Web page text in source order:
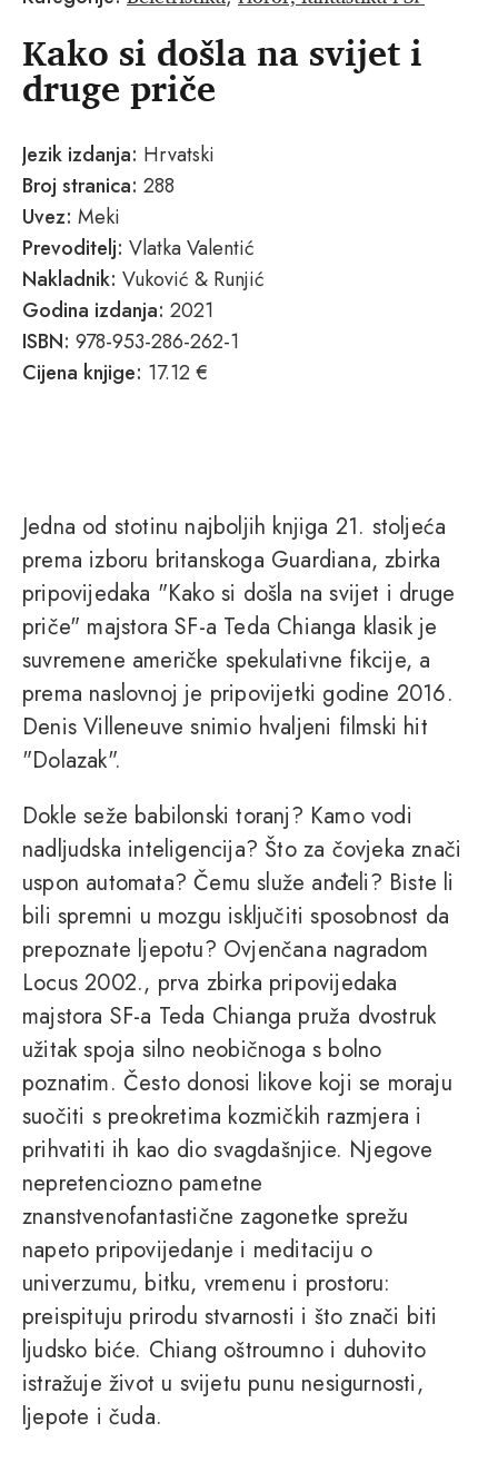
Kako si došla na svijet i
druge priče
Jezik izdanja: Hrvatski
Broj stranica: 288
Uvez: Meki
Prevoditelj: Vlatka Valentić
Nakladnik: Vuković & Runjić
Godina izdanja: 2021
ISBN: 978-953-286-262-1
Cijena knjige: 17.12 €
Jedna od stotinu najboljih knjiga 21. stoljeća
prema izboru britanskoga Guardiana, zbirka
pripovijedaka "Kako si došla na svijet i druge
priče" majstora SF-a Teda Chianga klasik je
suvremene američke spekulativne fikcije, a
prema naslovnoj je pripovijetki godine 2016.
Denis Villeneuve snimio hvaljeni filmski hit
"Dolazak".
Dokle seže babilonski toranj? Kamo vodi
nadljudska inteligencija? Što za čovjeka znači
uspon automata? Čemu služe anđeli? Biste li
bili spremni u mozgu isključiti sposobnost da
prepoznate ljepotu? Ovjenčana nagradom
Locus 2002., prva zbirka pripovijedaka
majstora SF-a Teda Chianga pruža dvostruk
užitak spoja silno neobičnoga s bolno
poznatim. Često donosi likove koji se moraju
suočiti s preokretima kozmičkih razmjera i
prihvatiti ih kao dio svagdašnjice. Njegove
nepretenciozno pametne
znanstvenofantastične zagonetke sprežu
napeto pripovijedanje i meditaciju o
univerzumu, bitku, vremenu i prostoru:
preispituju prirodu stvarnosti i što znači biti
ljudsko biće. Chiang oštroumno i duhovito
istražuje život u svijetu punu nesigurnosti,
ljepote i čuda.